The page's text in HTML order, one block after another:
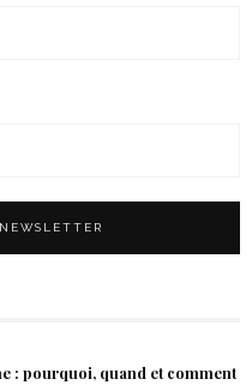
: pourquoi, quand et comment